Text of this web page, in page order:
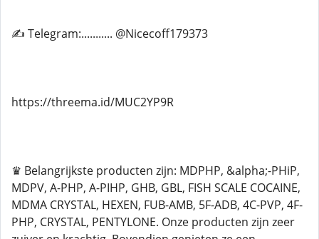
✍ Telegram:........... @Nicecoff179373
https://threema.id/MUC2YP9R
♛ Belangrijkste producten zijn: MDPHP, &alpha;-PHiP,
MDPV, A-PHP, A-PIHP, GHB, GBL, FISH SCALE COCAINE,
MDMA CRYSTAL, HEXEN, FUB-AMB, 5F-ADB, 4C-PVP, 4F-
PHP, CRYSTAL, PENTYLONE. Onze producten zijn zeer